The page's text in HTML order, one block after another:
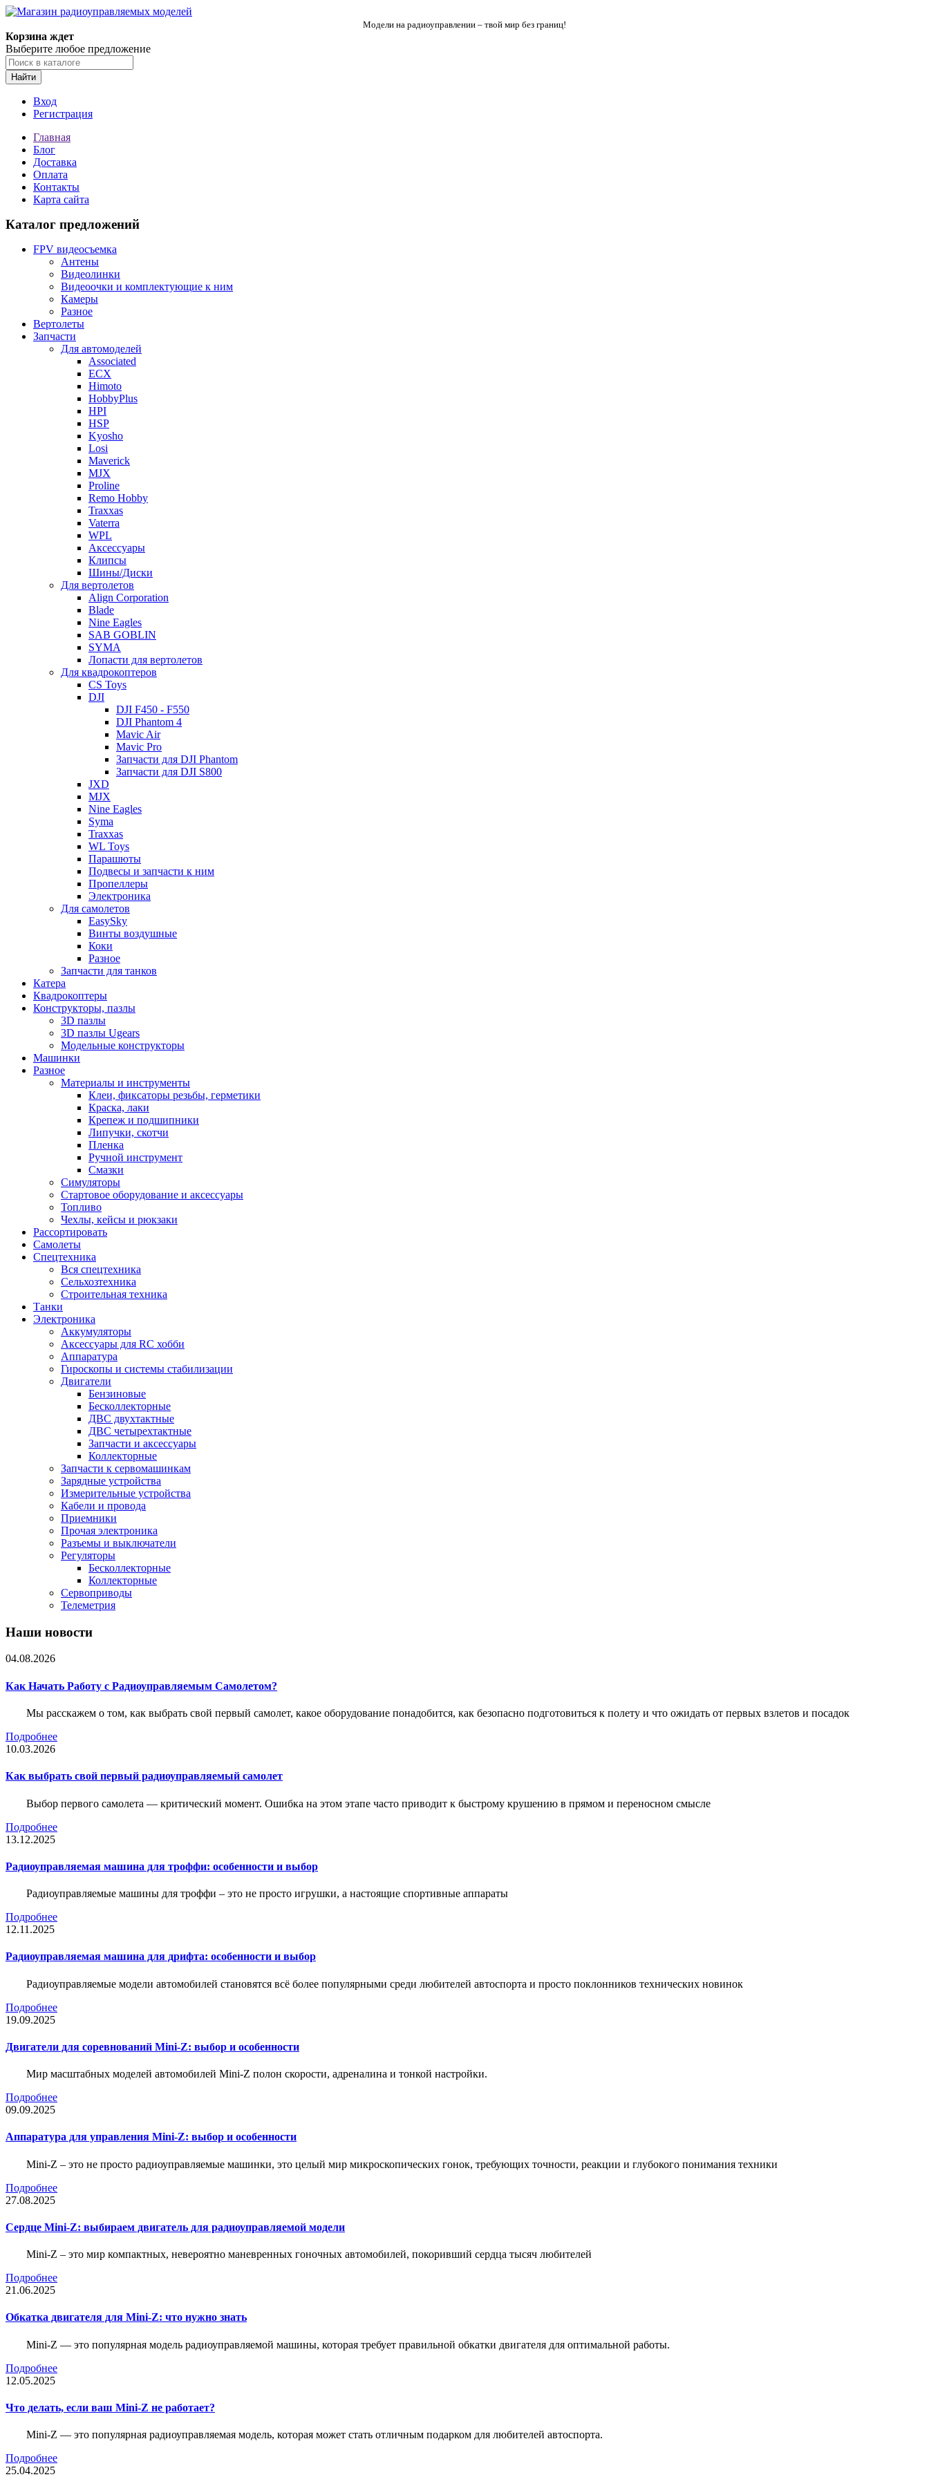
Модели на радиоуправлении – твой мир без границ!
Корзина ждет
Выберите любое предложение
Найти
Вход
Регистрация
Главная
Блог
Доставка
Оплата
Контакты
Карта сайта
Каталог предложений
FPV видеосъемка
Антены
Видеолинки
Видеоочки и комплектующие к ним
Камеры
Разное
Вертолеты
Запчасти
Для автомоделей
Associated
ECX
Himoto
HobbyPlus
HPI
HSP
Kyosho
Losi
Maverick
MJX
Proline
Remo Hobby
Traxxas
Vaterra
WPL
Аксессуары
Клипсы
Шины/Диски
Для вертолетов
Align Corporation
Blade
Nine Eagles
SAB GOBLIN
SYMA
Лопасти для вертолетов
Для квадрокоптеров
CS Toys
DJI
DJI F450 - F550
DJI Phantom 4
Mavic Air
Mavic Pro
Запчасти для DJI Phantom
Запчасти для DJI S800
JXD
MJX
Nine Eagles
Syma
Traxxas
WL Toys
Парашюты
Подвесы и запчасти к ним
Пропеллеры
Электроника
Для самолетов
EasySky
Винты воздушные
Коки
Разное
Запчасти для танков
Катера
Квадрокоптеры
Конструкторы, пазлы
3D пазлы
3D пазлы Ugears
Модельные конструкторы
Машинки
Разное
Материалы и инструменты
Клеи, фиксаторы резьбы, герметики
Краска, лаки
Крепеж и подшипники
Липучки, скотчи
Пленка
Ручной инструмент
Смазки
Симуляторы
Стартовое оборудование и аксессуары
Топливо
Чехлы, кейсы и рюкзаки
Рассортировать
Самолеты
Спецтехника
Вся спецтехника
Сельхозтехника
Строительная техника
Танки
Электроника
Аккумуляторы
Аксессуары для RC хобби
Аппаратура
Гироскопы и системы стабилизации
Двигатели
Бензиновые
Бесколлекторные
ДВС двухтактные
ДВС четырехтактные
Запчасти и аксессуары
Коллекторные
Запчасти к сервомашинкам
Зарядные устройства
Измерительные устройства
Кабели и провода
Приемники
Прочая электроника
Разъемы и выключатели
Регуляторы
Бесколлекторные
Коллекторные
Сервоприводы
Телеметрия
Наши новости
04.08.2026
Как Начать Работу с Радиоуправляемым Самолетом?
Мы расскажем о том, как выбрать свой первый самолет, какое оборудование понадобится, как безопасно подготовиться к полету и что ожидать от первых взлетов и посадок
Подробнее
10.03.2026
Как выбрать свой первый радиоуправляемый самолет
Выбор первого самолета — критический момент. Ошибка на этом этапе часто приводит к быстрому крушению в прямом и переносном смысле
Подробнее
13.12.2025
Радиоуправляемая машина для троффи: особенности и выбор
Радиоуправляемые машины для троффи – это не просто игрушки, а настоящие спортивные аппараты
Подробнее
12.11.2025
Радиоуправляемая машина для дрифта: особенности и выбор
Радиоуправляемые модели автомобилей становятся всё более популярными среди любителей автоспорта и просто поклонников технических новинок
Подробнее
19.09.2025
Двигатели для соревнований Mini-Z: выбор и особенности
Мир масштабных моделей автомобилей Mini-Z полон скорости, адреналина и тонкой настройки.
Подробнее
09.09.2025
Аппаратура для управления Mini-Z: выбор и особенности
Mini-Z – это не просто радиоуправляемые машинки, это целый мир микроскопических гонок, требующих точности, реакции и глубокого понимания техники
Подробнее
27.08.2025
Сердце Mini-Z: выбираем двигатель для радиоуправляемой модели
Mini-Z – это мир компактных, невероятно маневренных гоночных автомобилей, покоривший сердца тысяч любителей
Подробнее
21.06.2025
Обкатка двигателя для Mini-Z: что нужно знать
Mini-Z — это популярная модель радиоуправляемой машины, которая требует правильной обкатки двигателя для оптимальной работы.
Подробнее
12.05.2025
Что делать, если ваш Mini-Z не работает?
Mini-Z — это популярная радиоуправляемая модель, которая может стать отличным подарком для любителей автоспорта.
Подробнее
25.04.2025